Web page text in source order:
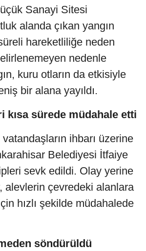
Sanayi Sitesi
alanda çıkan yangın
hareketliliğe neden
nedenle
kuru otların da etkisiyle
bir alana yayıldı.
kısa sürede müdahale etti
vatandaşların ihbarı üzerine
Belediyesi İtfaiye
sevk edildi. Olay yerine
alevlerin çevredeki alanlara
hızlı şekilde müdahalede
söndürüldü